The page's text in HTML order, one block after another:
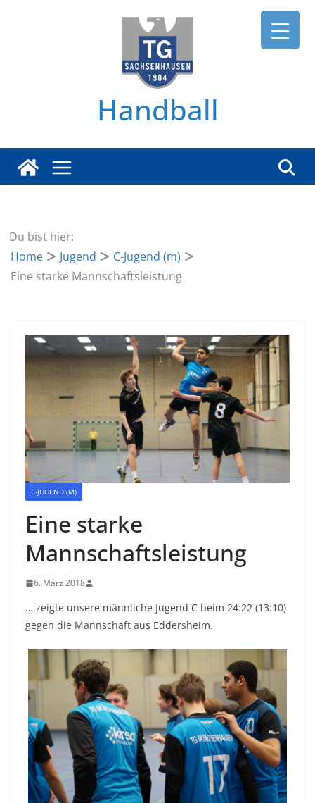
Handball
Du bist hier:
Home
Jugend
C-Jugend (m)
Eine starke Mannschaftsleistung
C-JUGEND (M)
Eine starke
Mannschaftsleistung
6. März 2018
… zeigte unsere männliche Jugend C beim 24:22 (13:10)
gegen die Mannschaft aus Eddersheim.